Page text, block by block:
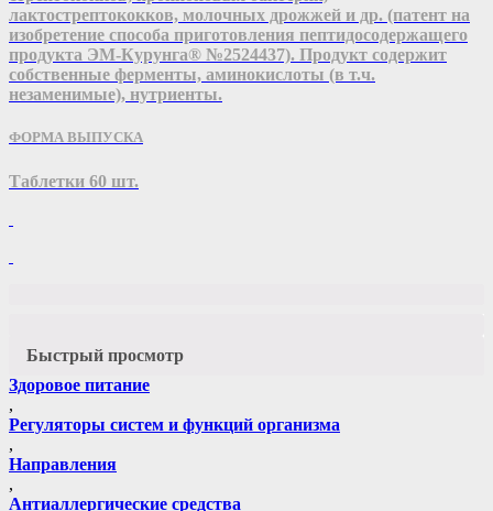
лактострептококков, молочных дрожжей и др. (патент на
изобретение способа приготовления пептидосодержащего
продукта ЭМ-Курунга® №2524437). Продукт содержит
собственные ферменты, аминокислоты (в т.ч.
незаменимые), нутриенты.
ФОРМА ВЫПУСКА
Таблетки 60 шт.
Быстрый просмотр
Здоровое питание
,
Регуляторы систем и функций организма
,
Направления
,
Антиаллергические средства